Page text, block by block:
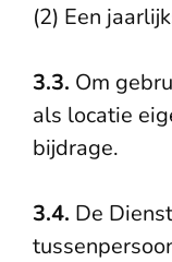
(2) Een
3.3. Om
als locatie
bijdrage.
3.4. De